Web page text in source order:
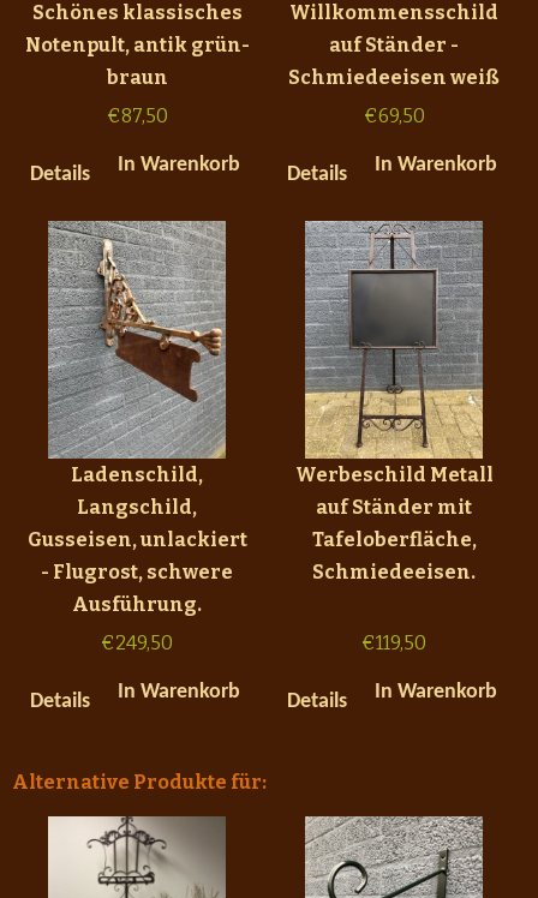
Schönes klassisches
Notenpult, antik grün-
braun
€87,50
Details In Warenkorb
Willkommensschild
auf Ständer -
Schmiedeeisen weiß
€69,50
Details In Warenkorb
Ladenschild,
Langschild,
Gusseisen, unlackiert
- Flugrost, schwere
Ausführung.
€249,50
Details In Warenkorb
Werbeschild Metall
auf Ständer mit
Tafeloberfläche,
Schmiedeeisen.
€119,50
Details In Warenkorb
Alternative Produkte für: